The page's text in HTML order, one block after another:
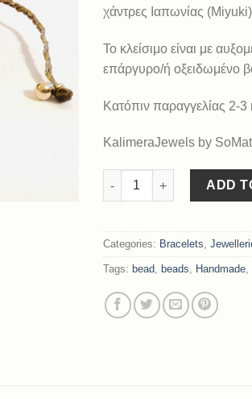
χάντρες Ιαπωνίας
Το κλείσιμο είναι με
επάργυρο/ή οξειδωμένο
Κατόπιν παραγγελίας 2-3
KalimeraJewels by
Vert I quantity
ADD
Categories: Bracelets,
Tags: bead, beads, Handmade,